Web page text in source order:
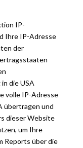
IP-
Ihre IP-Adresse
der
die USA
volle IP-Adresse
übertragen und
dieser Website
um Ihre
Reports über die